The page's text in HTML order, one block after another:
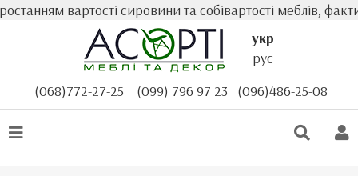
вартості сировини та собівартості меблів,
укр
рус
(068)772-27-25
(099) 796 97 23 (096)486-25-08